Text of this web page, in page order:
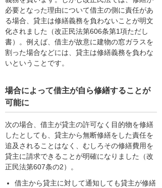
必要となった理由について借主の側に責任があ
る場合、貸主は修繕義務を負わないことが明文
化されました（改正民法第606条第1項ただし
書）。例えば、借主が故意に建物の窓ガラスを
割った場合などには、貸主は修繕義務を負わな
いということです。
場合によって借主が自ら修繕することが
可能に
次の場合、借主が貸主の許可なく目的物を修繕
したとしても、貸主から無断修繕をした責任を
追及されることはなく、むしろその修繕費用を
貸主に請求できることが明確になりました（改
正民法第607条の2）。
借主から貸主に対して通知しても貸主が修繕